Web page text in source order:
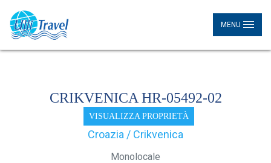
MENU
CRIKVENICA HR-05492-02
VISUALIZZA PROPRIETÀ
Croazia / Crikvenica
Monolocale